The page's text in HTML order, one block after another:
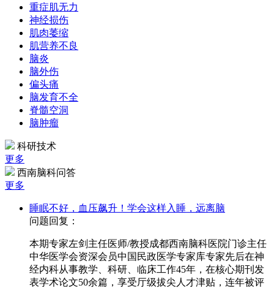
重症肌无力
神经损伤
肌肉萎缩
肌营养不良
脑炎
脑外伤
偏头痛
脑发育不全
脊髓空洞
脑肿瘤
科研技术
更多
西南脑科问答
更多
睡眠不好，血压飙升！学会这样入睡，远离脑
问题回复：
本期专家左剑主任医师/教授成都西南脑科医院门诊主任
中华医学会资深会员中国民政医学专家库专家先后在神
经内科从事教学、科研、临床工作45年，在核心期刊发
表学术论文50余篇，享受厅级拔尖人才津贴，连年被评